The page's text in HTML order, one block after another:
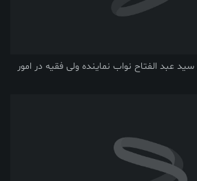
عبد الفتاح نواب نماینده ولی فقیه در امور